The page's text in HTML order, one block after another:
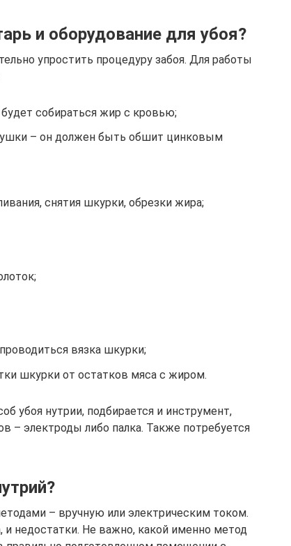
и оборудование для убоя?
упростить процедуру забоя. Для работы
собираться жир с кровью;
– он должен быть обшит цинковым
снятия шкурки, обрезки жира;
вязка шкурки;
шкурки от остатков мяса с жиром.
убоя нутрии, подбирается и инструмент,
– электроды либо палка. Также потребуется
– вручную или электрическим током.
недостатки. Не важно, какой именно метод